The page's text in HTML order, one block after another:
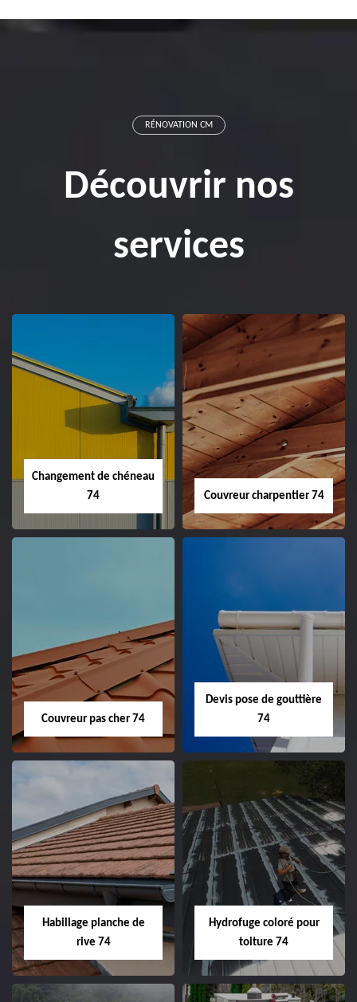
RÉNOVATION CM
Découvrir nos
services
Changement de chéneau
74
Couvreur charpentier 74
Couvreur pas cher 74
Devis pose de gouttière
74
Habillage planche de
rive 74
Hydrofuge coloré pour
toiture 74